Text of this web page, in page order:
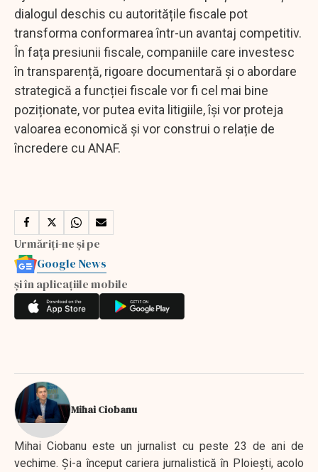
dialogul deschis cu autoritățile fiscale pot
transforma conformarea într-un avantaj competitiv.
În fața presiunii fiscale, companiile care investesc
în transparență, rigoare documentară și o abordare
strategică a funcției fiscale vor fi cel mai bine
poziționate, vor putea evita litigiile, își vor proteja
valoarea economică și vor construi o relație de
încredere cu ANAF.
Urmăriți-ne și pe
Google News
și în aplicațiile mobile
Mihai Ciobanu
Mihai Ciobanu este un jurnalist cu peste 23 de ani de
vechime. Şi-a început cariera jurnalistică în Ploieşti, acolo